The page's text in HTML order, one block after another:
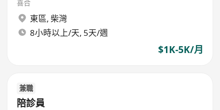
喜合
東區, 柴灣
8小時以上/天, 5天/週
$1K-5K/月
兼職
陪診員